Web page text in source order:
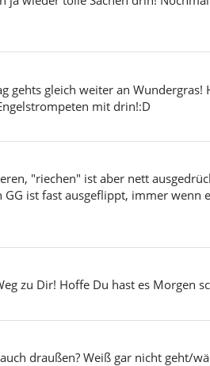
gehts gleich weiter an
mit drin!:D
"riechen" ist aber nett
ist fast ausgeflippt, immer wenn
zu Dir! Hoffe Du hast es Morgen
draußen? Weiß gar nicht geht/